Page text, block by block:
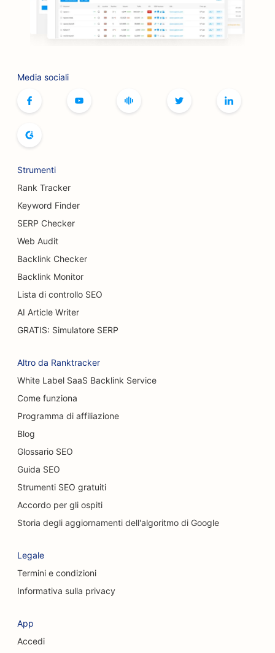
SEO per i caffè di giochi da tavolo
SEO per i barbecue
SEO per i servizi di botox e filler
SEO per le piste da bowling
SEO per i servizi di mastoplastica additiva
SEO per i birrifici
SEO per i caffè
SEO per chirurghi ustionati
SEO per concessionari di auto
SEO per negozi di moquette e pavimenti
SEO per ristoranti casual
SEO per i Cat Café
SEO per chiropratici
SEO per i servizi di pulizia
SEO per chirurghi cranio-facciali
SEO per le società di consulenza
SEO per le Credit Union
Media sociali
Strumenti
Rank Tracker
Keyword Finder
SERP Checker
Web Audit
Backlink Checker
Backlink Monitor
Lista di controllo SEO
AI Article Writer
GRATIS: Simulatore SERP
Altro da Ranktracker
White Label SaaS Backlink Service
Come funziona
Programma di affiliazione
Blog
Glossario SEO
Guida SEO
Strumenti SEO gratuiti
Accordo per gli ospiti
Storia degli aggiornamenti dell'algoritmo di Google
Legale
Termini e condizioni
Informativa sulla privacy
App
Accedi